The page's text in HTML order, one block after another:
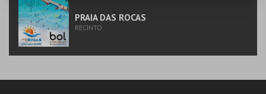
PRAIA DAS ROCAS
RECINTO